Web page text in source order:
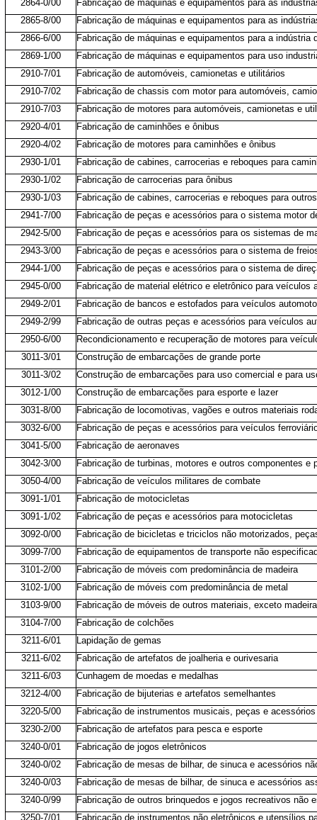
2864-0/00
Fabricação de máquinas e equipamentos para as
2865-8/00
Fabricação de máquinas e equipamentos para as
2866-6/00
Fabricação de máquinas e equipamentos para a
2869-1/00
Fabricação de máquinas e equipamentos para uso
2910-7/01
Fabricação de automóveis, camionetas e utilitários
2910-7/02
Fabricação de chassis com motor para automóveis,
2910-7/03
Fabricação de motores para automóveis, camionetas e
2920-4/01
Fabricação de caminhões e ônibus
2920-4/02
Fabricação de motores para caminhões e ônibus
2930-1/01
Fabricação de cabines, carrocerias e reboques para
2930-1/02
Fabricação de carrocerias para ônibus
2930-1/03
Fabricação de cabines, carrocerias e reboques para
2941-7/00
Fabricação de peças e acessórios para o sistema motor
2942-5/00
Fabricação de peças e acessórios para os sistemas de
2943-3/00
Fabricação de peças e acessórios para o sistema de
2944-1/00
Fabricação de peças e acessórios para o sistema de
2945-0/00
Fabricação de material elétrico e eletrônico para veículos
2949-2/01
Fabricação de bancos e estofados para veículos
2949-2/99
Fabricação de outras peças e acessórios para veículos
2950-6/00
Recondicionamento e recuperação de motores para
3011-3/01
Construção de embarcações de grande porte
3011-3/02
Construção de embarcações para uso comercial e para
3012-1/00
Construção de embarcações para esporte e lazer
3031-8/00
Fabricação de locomotivas, vagões e outros materiais
3032-6/00
Fabricação de peças e acessórios para veículos
3041-5/00
Fabricação de aeronaves
3042-3/00
Fabricação de turbinas, motores e outros componentes e
3050-4/00
Fabricação de veículos militares de combate
3091-1/01
Fabricação de motocicletas
3091-1/02
Fabricação de peças e acessórios para motocicletas
3092-0/00
Fabricação de bicicletas e triciclos não motorizados,
3099-7/00
Fabricação de equipamentos de transporte não
3101-2/00
Fabricação de móveis com predominância de madeira
3102-1/00
Fabricação de móveis com predominância de metal
3103-9/00
Fabricação de móveis de outros materiais, exceto
3104-7/00
Fabricação de colchões
3211-6/01
Lapidação de gemas
3211-6/02
Fabricação de artefatos de joalheria e ourivesaria
3211-6/03
Cunhagem de moedas e medalhas
3212-4/00
Fabricação de bijuterias e artefatos semelhantes
3220-5/00
Fabricação de instrumentos musicais, peças e acessórios
3230-2/00
Fabricação de artefatos para pesca e esporte
3240-0/01
Fabricação de jogos eletrônicos
3240-0/02
Fabricação de mesas de bilhar, de sinuca e acessórios
3240-0/03
Fabricação de mesas de bilhar, de sinuca e acessórios
3240-0/99
Fabricação de outros brinquedos e jogos recreativos não
3250-7/01
Fabricação de instrumentos não eletrônicos e utensílios